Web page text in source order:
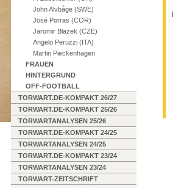
John Alvbåge (SWE)
José Porras (COR)
Jaromir Blazek (CZE)
Angelo Peruzzi (ITA)
Martin Pieckenhagen
FRAUEN
HINTERGRUND
OFF-FOOTBALL
TORWART.DE-KOMPAKT 26/27
TORWART.DE-KOMPAKT 25/26
TORWARTANALYSEN 25/26
TORWART.DE-KOMPAKT 24/25
TORWARTANALYSEN 24/25
TORWART.DE-KOMPAKT 23/24
TORWARTANALYSEN 23/24
TORWART-ZEITSCHRIFT